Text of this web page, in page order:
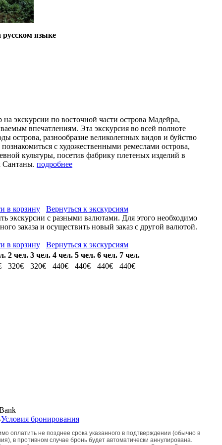
русском языке
экскурсии по восточной части острова Мадейра,
впечатлениям. Эта экскурсия во всей полноте
острова, разнообразие великолепных видов и буйство
с художественными ремеслами острова,
культуры, посетив фабрику плетеных изделий в
Сантаны. подробнее
в корзину
Вернуться к экскурсиям
экскурсии с разными валютами. Для этого необходимо
заказа и осуществить новый заказ с другой валютой.
в корзину
Вернуться к экскурсиям
2 чел. 3 чел. 4 чел. 5 чел. 6 чел. 7 чел.
320€ 320€ 440€ 440€ 440€ 440€
Условия бронирования
оплатить не позднее срока указанного в подтверждении (обычно в
в противном случае бронь будет автоматически аннулирована.